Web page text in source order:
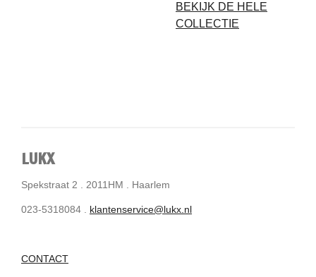
BEKIJK DE HELE
COLLECTIE
LUKX
Spekstraat 2 . 2011HM . Haarlem
023-5318084 . klantenservice@lukx.nl
CONTACT